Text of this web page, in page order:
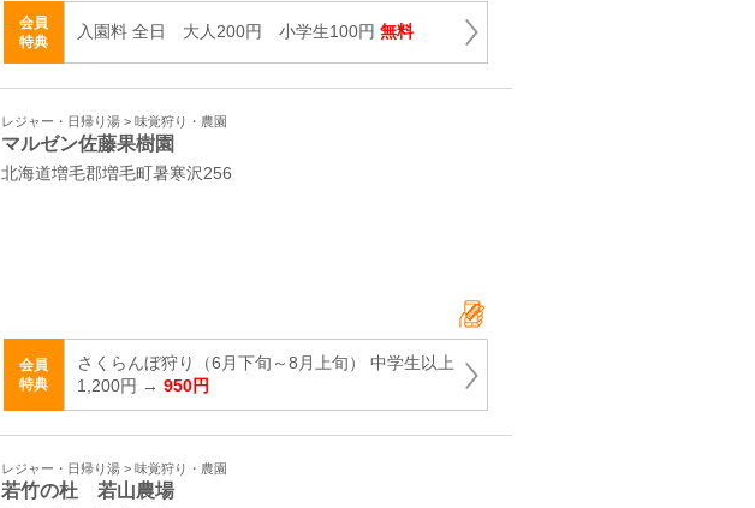
会員
特典
入園料 全日 大人200円 小学生100円 無料
レジャー・日帰り湯 > 味覚狩り・農園
マルゼン佐藤果樹園
北海道増毛郡増毛町暑寒沢256
会員
特典
さくらんぼ狩り（6月下旬～8月上旬） 中学生以上
1,200円 → 950円
レジャー・日帰り湯 > 味覚狩り・農園
若竹の杜 若山農場